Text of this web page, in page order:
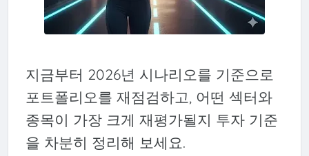
지금부터 2026년 시나리오를 기준으로
포트폴리오를 재점검하고, 어떤 섹터와
종목이 가장 크게 재평가될지 투자 기준
을 차분히 정리해 보세요.